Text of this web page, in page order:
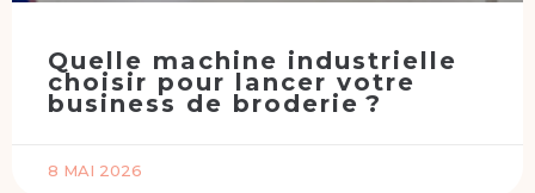
Quelle machine industrielle
choisir pour lancer votre
business de broderie ?
8 MAI 2026